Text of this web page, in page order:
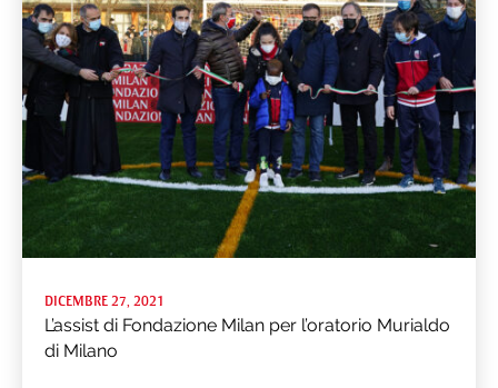
DICEMBRE 27, 2021
L’assist di Fondazione Milan per l’oratorio Murialdo
di Milano